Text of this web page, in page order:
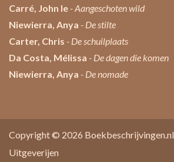
Carré, John le - Aangeschoten wild
Niewierra, Anya - De stilte
Carter, Chris - De schuilplaats
Da Costa, Mélissa - De dagen die komen
Niewierra, Anya - De nomade
Copyright © 2026 Boekbeschrijvingen.nl
Uitgeverijen